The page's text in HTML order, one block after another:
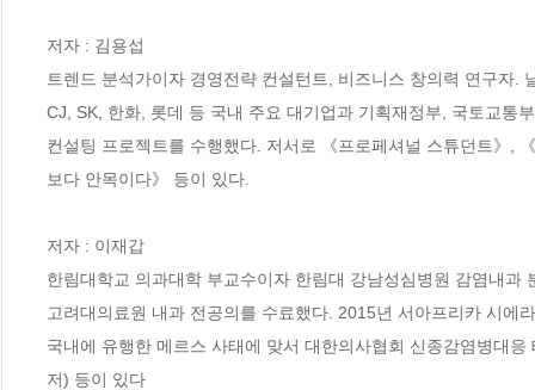
저자 : 김용섭
트렌드 분석가이자 경영전략 컨설턴트, 비즈니스 창의력 연구자
CJ, SK, 한화, 롯데 등 국내 주요 대기업과 기획재정부, 국토교통
컨설팅 프로젝트를 수행했다. 저서로 《프로페셔널 스튜던트》,
보다 안목이다》 등이 있다.
저자 : 이재갑
한림대학교 의과대학 부교수이자 한림대 강남성심병원 감염내
고려대의료원 내과 전공의를 수료했다. 2015년 서아프리카 시에
국내에 유행한 메르스 사태에 맞서 대한의사협회 신종감염병대
저) 등이 있다